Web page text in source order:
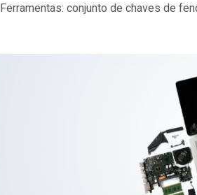
Ferramentas: conjunto de chaves de